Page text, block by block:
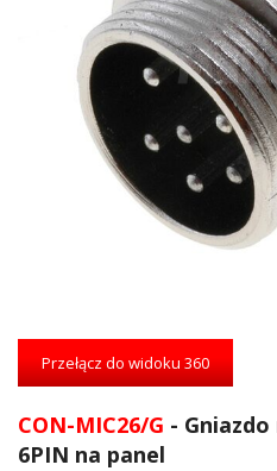
Przejdź
początek
Przełącz do widoku 360
CON-MIC26/G -
6PIN na panel